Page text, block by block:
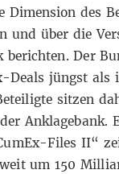
Dimension des
und über die
berichten. Der
Deals jüngst als
sitzen
Anklagebank.
Files II“
um 150